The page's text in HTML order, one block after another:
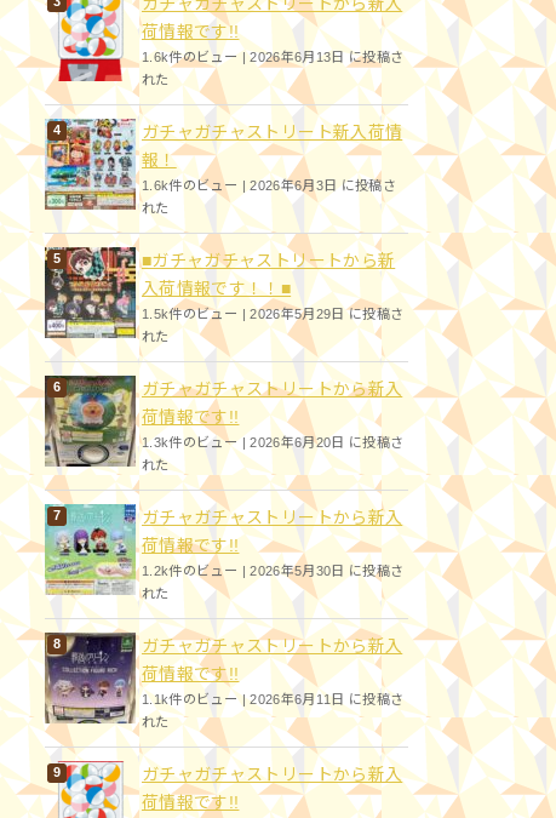
荷情報です!!
1.6k件のビュー|2026年6月13日 に投稿さ
れた
ガチャガチャストリート新入荷情
報！
1.6k件のビュー |2026年6月3日 に投稿さ
れた
■ガチャガチャストリートから新
入荷情報です！！■
1.5k件のビュー |2026年5月29日 に投稿さ
れた
ガチャガチャストリートから新入
荷情報です!!
1.3k件のビュー|2026年6月20日 に投稿さ
れた
ガチャガチャストリートから新入
荷情報です!!
1.2k件のビュー |2026年5月30日 に投稿さ
れた
ガチャガチャストリートから新入
荷情報です!!
1.1k件のビュー|2026年6月11日 に投稿さ
れた
ガチャガチャストリートから新入
荷情報です!!